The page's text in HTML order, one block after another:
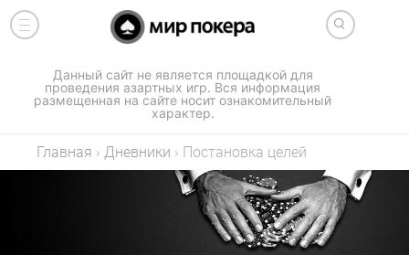
Данный сайт не является площадкой для
проведения азартных игр. Вся информация
размещенная на сайте носит ознакомительный
характер.
Главная › Дневники › Постановка целей